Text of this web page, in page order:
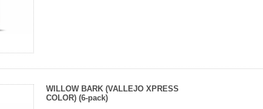
WILLOW BARK (VALLEJO XPRESS
COLOR) (6-pack)